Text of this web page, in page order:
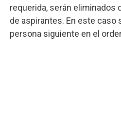
requerida, serán eliminados
de aspirantes. En este caso
persona siguiente en el